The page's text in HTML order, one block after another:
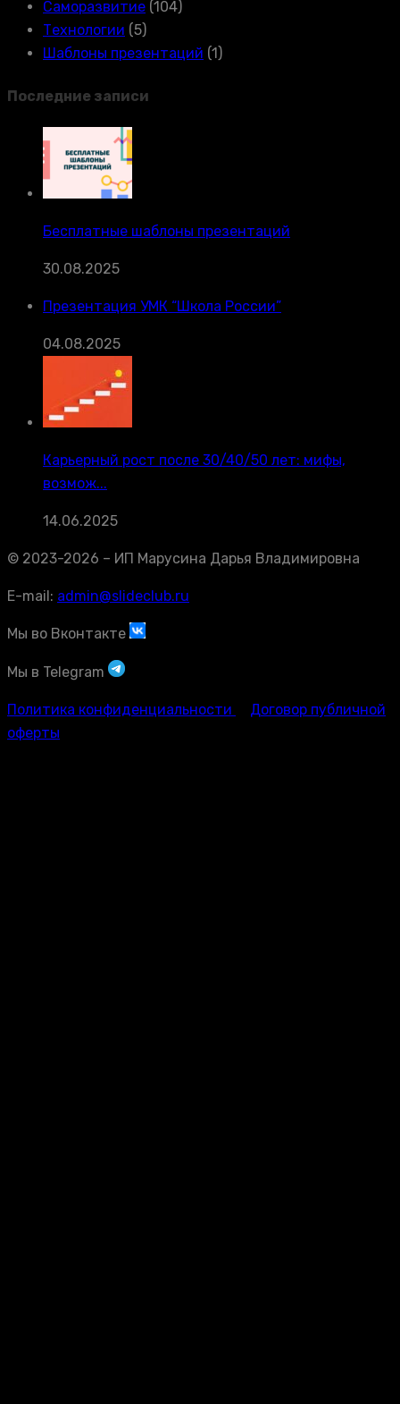
Саморазвитие (104)
Технологии (5)
Шаблоны презентаций (1)
Последние записи
Бесплатные шаблоны презентаций
30.08.2025
Презентация УМК “Школа России”
04.08.2025
Карьерный рост после 30/40/50 лет: мифы,
возмож...
14.06.2025
© 2023-2026 – ИП Марусина Дарья Владимировна
E-mail: admin@slideclub.ru
Мы во Вконтакте
Мы в Telegram
Политика конфиденциальности
Договор публичной
оферты